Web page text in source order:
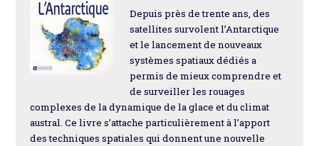
Depuis près de trente ans, des
satellites survolent l’Antarctique
et le lancement de nouveaux
systèmes spatiaux dédiés a
permis de mieux comprendre et
de surveiller les rouages
complexes de la dynamique de la glace et du climat
austral. Ce livre s’attache particulièrement à l’apport
des techniques spatiales qui donnent une nouvelle